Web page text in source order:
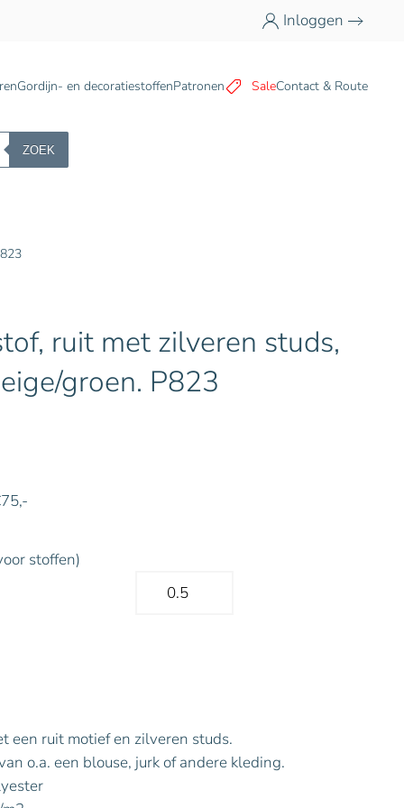
Inloggen
Gordijn- en decoratiestoffenPatronen SaleContact & Route
ZOEK
ruit met zilveren studs,
groen. P823
stoffen)
een ruit motief en zilveren studs.
o.a. een blouse, jurk of andere kleding.